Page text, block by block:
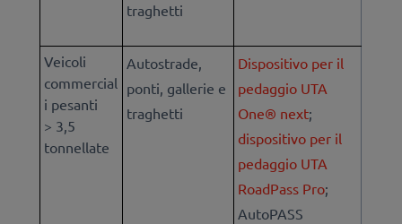
traghetti
Veicoli
commercial
i pesanti
> 3,5
tonnellate
Autostrade,
ponti, gallerie e
traghetti
Dispositivo per il
pedaggio UTA
One® next;
dispositivo per il
pedaggio UTA
RoadPass Pro;
AutoPASS